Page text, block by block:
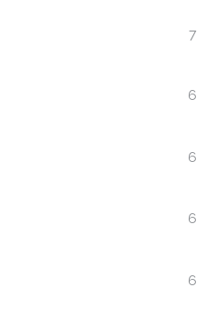
7
6
6
6
6